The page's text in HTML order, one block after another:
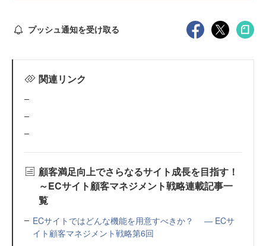
プッシュ通知を受け取る
関連リンク
顧客満足向上でさらなるサイト成長を目指す！
～ECサイト顧客マネジメント戦略連載記事一
覧
ECサイトではどんな機能を用意すべきか？ ― ECサ
イト顧客マネジメント戦略第6回